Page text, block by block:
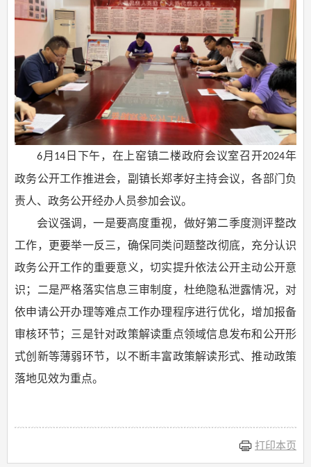
6月 14 日下午，在 上窑镇二楼政府会议室召开2024年
政务公开工作推进会， 副镇长郑孝好主持会议，各部门负
责人、政务公开经办人员参加会议。
会议强调，一是要高度重视， 做好第二季度测评整改
工作，更要举一反三，确保同类问题整改彻底， 充分认识
政务公开工作的重要意义，切实提升依法公开主动公开意
识 ；
二是严格落实信息三审制度，杜绝隐私泄露情况，对
依申请公开办理等难点工作办理程序进行优化，增加报备
审核环节；
三是针对政策解读重点领域信息发布和公开形
式创新等薄弱环节，以不断丰富政策解读形式、推动政策
落地见效为重点。
打印本页